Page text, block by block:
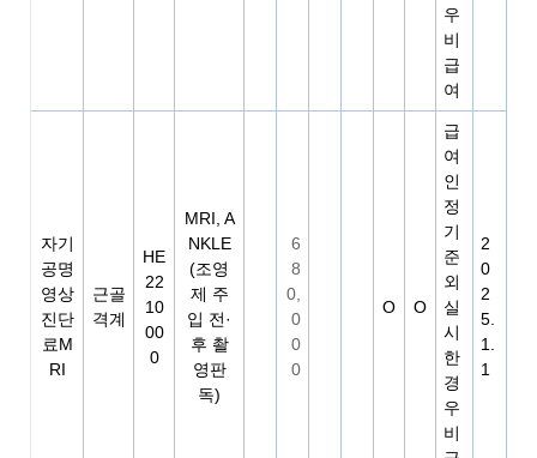
우
비
급
여
자기
공명
영상
진단
료M
RI
근골
격계
HE
22
10
00
0
MRI, A
NKLE
(조영
제 주
입 전·
후 촬
영판
독)
6
8
0,
0
0
0
O O
급
여
인
정
기
준
외
실
시
한
경
우
비
2
0
2
5.
1.
1